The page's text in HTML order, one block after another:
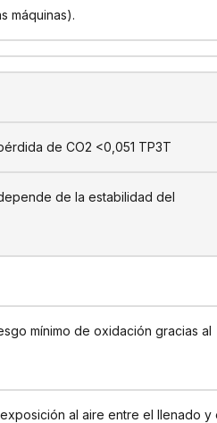
máquinas).
de CO2 <0,051 TP3T
de la estabilidad del
mínimo de oxidación gracias al
al aire entre el llenado y